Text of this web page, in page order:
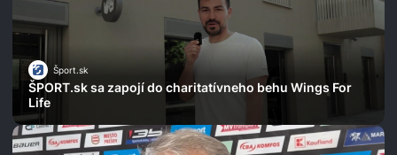
Šport.sk
ŠPORT.sk sa zapojí do charitatívneho behu Wings For
Life